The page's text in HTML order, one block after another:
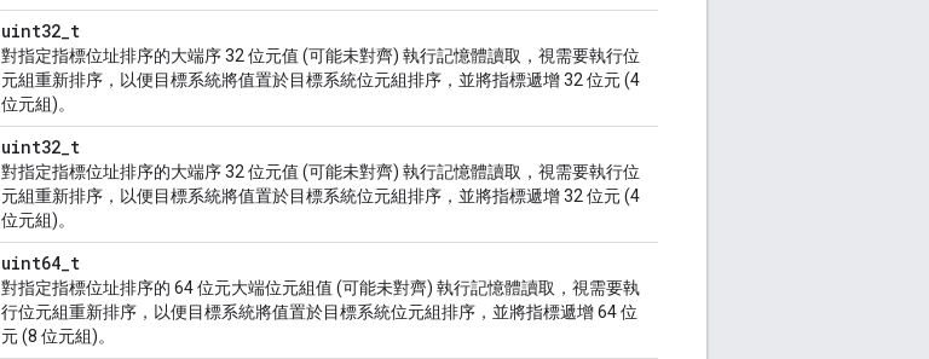
uint32_t
對指定指標位址排序的大端序 32 位元值 (可能未對齊) 執行記憶體讀取，視需要執行位
元組重新排序，以便目標系統將值置於目標系統位元組排序，並將指標遞增 32 位元 (4
位元組)。
uint32_t
對指定指標位址排序的大端序 32 位元值 (可能未對齊) 執行記憶體讀取，視需要執行位
元組重新排序，以便目標系統將值置於目標系統位元組排序，並將指標遞增 32 位元 (4
位元組)。
uint64_t
對指定指標位址排序的 64 位元大端位元組值 (可能未對齊) 執行記憶體讀取，視需要執
行位元組重新排序，以便目標系統將值置於目標系統位元組排序，並將指標遞增 64 位
元 (8 位元組)。